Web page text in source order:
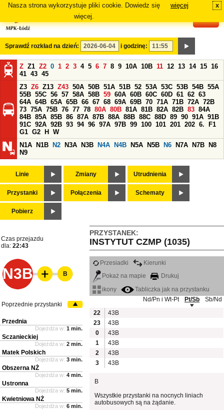
Nasza strona wykorzystuje pliki cookie. Dowiedz się
więcej.
więcej x
Sprawdź rozkład na dzień: i godzinę:
Z Z1 Z2 0 1 2 3 4 5 6 7 8 9 10A 10B 11 12 13 14 15 16
41 43 45
Z3 Z6 Z13 Z43 50A 50B 51A 51B 52 53A 53C 53B 54B 55A
55B 55C 56 57 58A 58B 59 60A 60B 60C 60D 61 62 63
64A 64B 65A 65B 66 67 68 69A 69B 70 71A 71B 72A 72B
73 75A 75B 76 77 78 80A 80B 81A 81B 82A 82B 83 84A
84B 85A 85B 86 87A 87B 88A 88B 88C 88D 89 90 91A 91B
91C 92A 92B 93 94 96 97A 97B 99 100 101 201 202 6.
F1
G1 G2 H
W
N1A
N1B N2 N3A N3B N4A N4B N5A N5B N6 N7A N7B
N8
N9
Linie Zmiany Utrudnienia
Przystanki Połączenia Schematy
Pobierz
PRZYSTANEK:
INSTYTUT CZMP (1035)
Czas przejazdu
dla: 22:43
N3B
Przesiadki
Kierunki
Pokaż na mapie
Drukuj
ikony
Tabliczka jak na przystanku
Nd/Pn i Wt-Pt
Pt/Sb
Sb/Nd
22
43B
23
43B
0
43B
1
43B
2
43B
3
43B
B
Wszystkie przystanki na nocnych liniach
autobusowych są na żądanie.
B
Poprzednie przystanki
Przednia
Dojeżdża w: 1 min.
Sczanieckiej
Dojeżdża w: 2 min.
Matek Polskich
Dojeżdża w: 3 min.
Obszerna NŻ
Dojeżdża w: 4 min.
Ustronna
Dojeżdża w: 5 min.
Kwietniowa NŻ
Dojeżdża w: 6 min.